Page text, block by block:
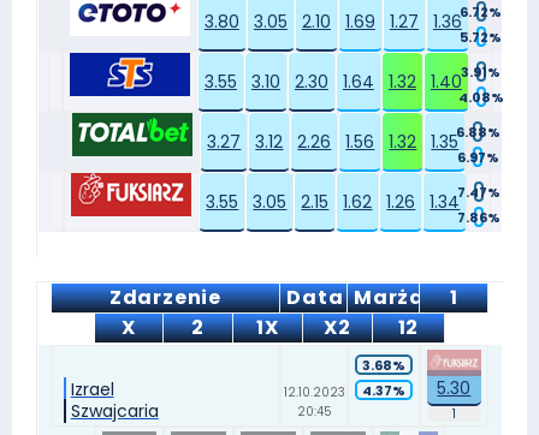
3.80 3.05 2.10 1.69 1.27 1.366.72%
5.72%
3.55 3.10 2.30 1.64 1.32 1.403.91%
4.08%
3.27 3.12 2.26 1.56 1.32 1.356.88%
6.97%
3.55 3.05 2.15 1.62 1.26 1.347.47%
7.86%
Zdarzenie Data
1
X
2 1X X2 12
Marża
Izrael
Szwajcaria
12.10.2023
20:45
5.30
3.68%
4.37%